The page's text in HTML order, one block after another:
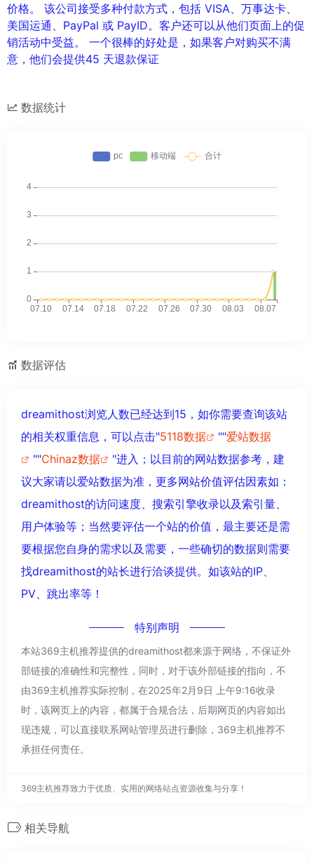
价格。 该公司接受多种付款方式，包括 VISA、万事达卡、
美国运通、PayPal 或 PayID。客户还可以从他们页面上的促
销活动中受益。 一个很棒的好处是，如果客户对购买不满
意，他们会提供45 天退款保证
数据统计
数据评估
dreamithost浏览人数已经达到15，如你需要查询该站
的相关权重信息，可以点击"5118数据 ""爱站数据
""Chinaz数据
"进入；以目前的网站数据参考，建
议大家请以爱站数据为准，更多网站价值评估因素如：
dreamithost的访问速度、搜索引擎收录以及索引量、
用户体验等；当然要评估一个站的价值，最主要还是需
要根据您自身的需求以及需要，一些确切的数据则需要
找dreamithost的站长进行洽谈提供。如该站的IP、
PV、跳出率等！
特别声明
本站369主机推荐提供的dreamithost都来源于网络，不保证外
部链接的准确性和完整性，同时，对于该外部链接的指向，不
由369主机推荐实际控制，在2025年2月9日 上午9:16收录
时，该网页上的内容，都属于合规合法，后期网页的内容如出
现违规，可以直接联系网站管理员进行删除，369主机推荐不
承担任何责任。
369主机推荐致力于优质、实用的网络站点资源收集与分享！
相关导航